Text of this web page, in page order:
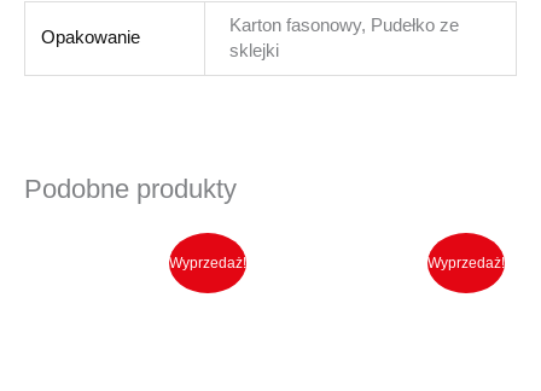
Opakowanie
Karton fasonowy, Pudełko ze
sklejki
Podobne produkty
Wyprzedaż!
Ten
produkt
ma
Wyprzedaż!
Ten
produkt
ma